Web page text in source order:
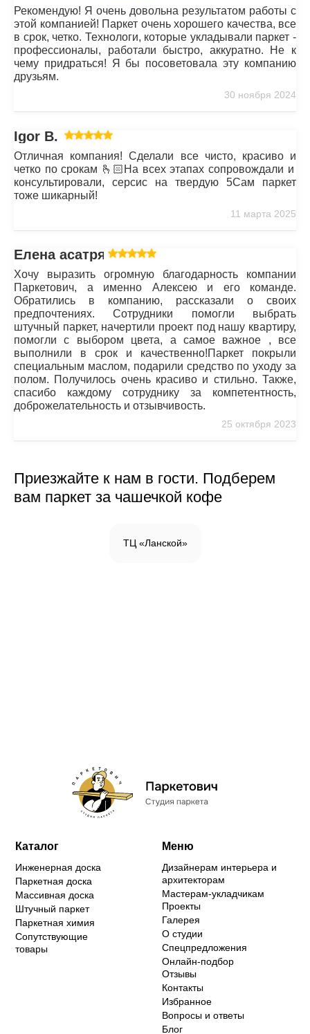
Рекомендую! Я очень довольна результатом работы с
этой компанией! Паркет очень хорошего качества, все
в срок, четко. Технологи, которые укладывали паркет -
профессионалы, работали быстро, аккуратно. Не к
чему придраться! Я бы посоветовала эту компанию
друзьям.
30 ноября 2024
Igor B.
Отличная компания! Сделали все чисто, красиво и
четко по срокам 🫰🏻На всех этапах сопровождали и
консультировали, серсис на твердую 5Сам паркет
тоже шикарный!
11 марта 2025
Елена асатрян
Хочу выразить огромную благодарность компании
Паркетович, а именно Алексею и его команде.
Обратились в компанию, рассказали о своих
предпочтениях. Сотрудники помогли выбрать
штучный паркет, начертили проект под нашу квартиру,
помогли с выбором цвета, а самое важное , все
выполнили в срок и качественно!Паркет покрыли
специальным маслом, подарили средство по уходу за
полом. Получилось очень красиво и стильно. Также,
спасибо каждому сотруднику за компетентность,
доброжелательность и отзывчивость.
25 октября 2023
Приезжайте к нам в гости. Подберем
вам паркет за чашечкой кофе
ТЦ «Ланской»
Каталог
Инженерная доска
Паркетная доска
Массивная доска
Штучный паркет
Паркетная химия
Сопутствующие
товары
Меню
Дизайнерам интерьера и
архитекторам
Мастерам-укладчикам
Проекты
Галерея
О студии
Спецпредложения
Онлайн-подбор
Отзывы
Контакты
Избранное
Вопросы и ответы
Блог